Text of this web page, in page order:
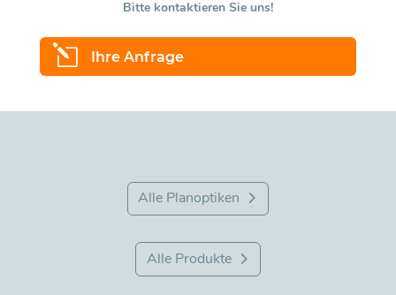
Bitte kontaktieren Sie uns!
l Ihre Anfrage
Alle Planoptiken
Alle Produkte